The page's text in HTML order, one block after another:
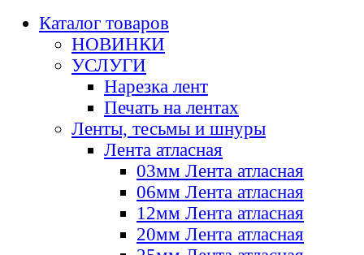
Каталог товаров
НОВИНКИ
УСЛУГИ
Нарезка лент
Печать на лентах
Ленты, тесьмы и шнуры
Лента атласная
03мм Лента атласная
06мм Лента атласная
12мм Лента атласная
20мм Лента атласная